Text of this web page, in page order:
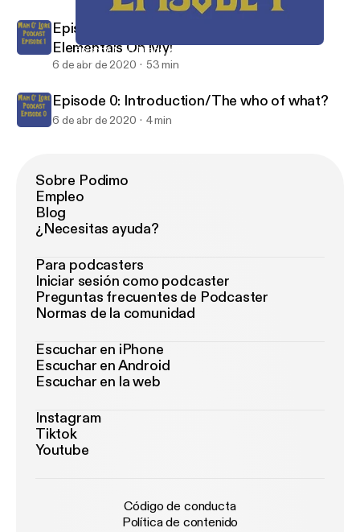
Episode 1: W1 Titans, Void Lords, and Elementals Oh My!
Man O' Lore Podcast
Episode 1: W1 Titans, Void Lords, and
Elementals Oh My!
6 de abr de 2020 53 min
Episode 0: Introduction/The who of what?
6 de abr de 2020 4 min
Sobre Podimo
Empleo
Blog
¿Necesitas ayuda?
Para podcasters
Iniciar sesión como podcaster
Preguntas frecuentes de Podcaster
Normas de la comunidad
Escuchar en iPhone
Escuchar en Android
Escuchar en la web
Instagram
Tiktok
Youtube
Código de conducta
Política de contenido